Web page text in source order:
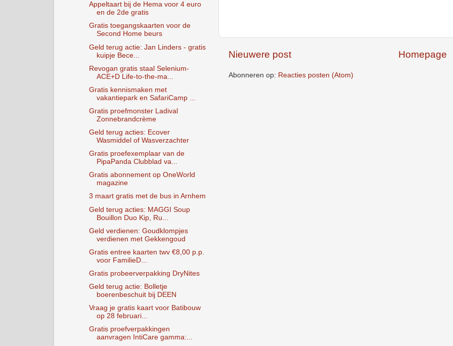
Nieuwere post Homepage
Abonneren op: Reacties posten (Atom)
Appeltaart bij de Hema voor 4 euro
en de 2de gratis
Gratis toegangskaarten voor de
Second Home beurs
Geld terug actie: Jan Linders - gratis
kuipje Bece...
Revogan gratis staal Selenium-
ACE+D Life-to-the-ma...
Gratis kennismaken met
vakantiepark en SafariCamp ...
Gratis proefmonster Ladival
Zonnebrandcrème
Geld terug acties: Ecover
Wasmiddel of Wasverzachter
Gratis proefexemplaar van de
PipaPanda Clubblad va...
Gratis abonnement op OneWorld
magazine
3 maart gratis met de bus in Arnhem
Geld terug acties: MAGGI Soup
Bouillon Duo Kip, Ru...
Geld verdienen: Goudklompjes
verdienen met Gekkengoud
Gratis entree kaarten twv €8,00 p.p.
voor FamilieD...
Gratis probeerverpakking DryNites
Geld terug actie: Bolletje
boerenbeschuit bij DEEN
Vraag je gratis kaart voor Batibouw
op 28 februari...
Gratis proefverpakkingen
aanvragen IntiCare gamma:...